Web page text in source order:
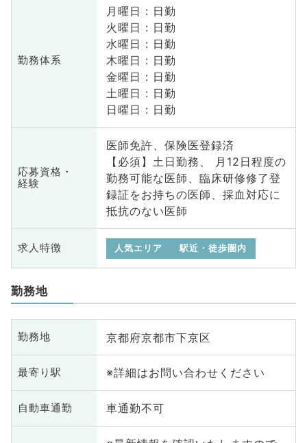
勤務体系
月曜日 : 日勤
火曜日 : 日勤
水曜日 : 日勤
木曜日 : 日勤
金曜日 : 日勤
土曜日 : 日勤
日曜日 : 日勤
応募資格・
経験
医師免許、保険医登録済
【必須】土日勤務、 月12日程度の
勤務可能な医師、臨床研修修了登
録証をお持ちの医師、採血対応に
抵抗のない医師
求人特徴 人気エリア 駅近・徒歩圏内
勤務地
勤務地 京都府京都市下京区
最寄り駅 ※詳細はお問い合わせください
自動車通勤 車通勤不可